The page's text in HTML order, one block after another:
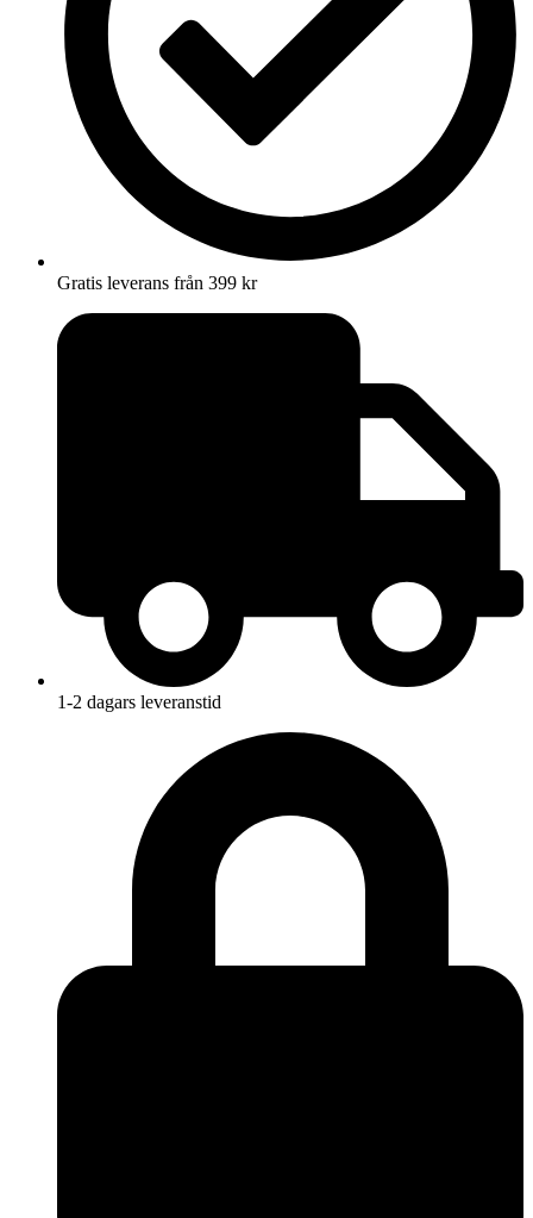
Gratis leverans från 399 kr
1-2 dagars leveranstid